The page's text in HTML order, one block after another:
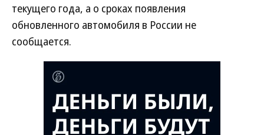
текущего года, а о сроках появления
обновленного автомобиля в России не
сообщается.